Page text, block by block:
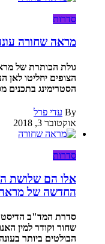
סדרות
מראה שחורה עונה 5 תגיע מוקדם יותר
הצופים יחליטו לאן
הסטרימינג בתכנים
By עדי פרל
אוקטובר 3, 2018
סדרות
אלו הם שלושת
החדשה של
סדרת המד"ב
שחור וקודר למין
הבולטים ביותר